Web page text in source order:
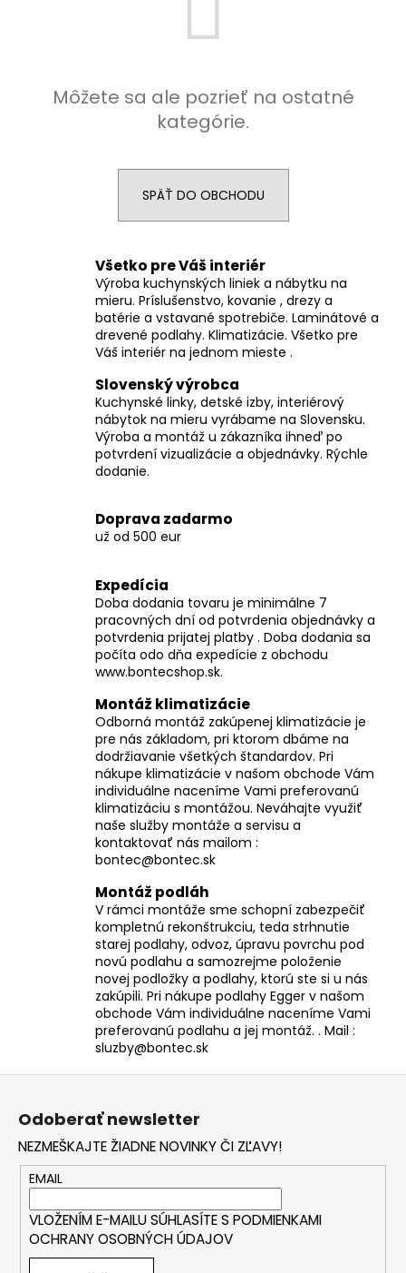
Môžete sa ale pozrieť na ostatné
kategórie.
SPÄŤ DO OBCHODU
Všetko pre Váš interiér
Výroba kuchynských liniek a nábytku na
mieru. Príslušenstvo, kovanie , drezy a
batérie a vstavané spotrebiče. Laminátové a
drevené podlahy. Klimatizácie. Všetko pre
Váš interiér na jednom mieste .
Slovenský výrobca
Kuchynské linky, detské izby, interiérový
nábytok na mieru vyrábame na Slovensku.
Výroba a montáž u zákazníka ihneď po
potvrdení vizualizácie a objednávky. Rýchle
dodanie.
Doprava zadarmo
už od 500 eur
Expedícia
Doba dodania tovaru je minimálne 7
pracovných dní od potvrdenia objednávky a
potvrdenia prijatej platby . Doba dodania sa
počíta odo dňa expedície z obchodu
www.bontecshop.sk.
Montáž klimatizácie
Odborná montáž zakúpenej klimatizácie je
pre nás základom, pri ktorom dbáme na
dodržiavanie všetkých štandardov. Pri
nákupe klimatizácie v našom obchode Vám
individuálne naceníme Vami preferovanú
klimatizáciu s montážou. Neváhajte využiť
naše služby montáže a servisu a
kontaktovať nás mailom :
bontec@bontec.sk
Montáž podláh
V rámci montáže sme schopní zabezpečiť
kompletnú rekonštrukciu, teda strhnutie
starej podlahy, odvoz, úpravu povrchu pod
novú podlahu a samozrejme položenie
novej podložky a podlahy, ktorú ste si u nás
zakúpili. Pri nákupe podlahy Egger v našom
obchode Vám individuálne naceníme Vami
preferovanú podlahu a jej montáž. . Mail :
sluzby@bontec.sk
Z
Odoberať newsletter
NEZMEŠKAJTE ŽIADNE NOVINKY ČI ZĽAVY!
EMAIL
VLOŽENÍM E-MAILU SÚHLASÍTE S PODMIENKAMI
OCHRANY OSOBNÝCH ÚDAJOV